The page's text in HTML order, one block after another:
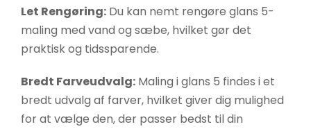
Let Rengøring:Du kan nemt rengøre glans 5-
maling med vand og sæbe, hvilket gør det
praktisk og tidssparende.
Bredt Farveudvalg:Maling i glans 5 findes i et
bredt udvalg af farver, hvilket giver dig mulighed
for at vælge den, der passer bedst til din